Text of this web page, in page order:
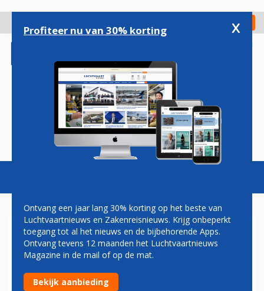
gaan
Check in
Magazine Podcasts Vacatures
UITWERKING PLAN VOOR
NACHTSLUITING IS VOOR
MINISTER NOG NIET HELDER
Profiteer nu van 30% korting x
Ontvang een jaar lang 30% korting op het beste van
Luchtvaartnieuws en Zakenreisnieuws. Krijg onbeperkt
toegang tot al het nieuws en de bijbehorende Apps.
Ontvang tevens 12 maanden het Luchtvaartnieuws
Magazine in de mail of op de mat.
Bekijk aanbieding